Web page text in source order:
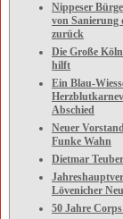
Nippeser
von Sanierung
zurück
Die Große
hilft
Ein Blau-
Abschied
Neuer
Funke Wahn
Dietmar
Lövenicher
50 Jahre